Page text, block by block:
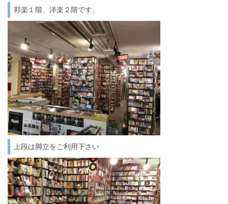
邦楽１階、洋楽２階です。
上段は脚立をご利用下さい